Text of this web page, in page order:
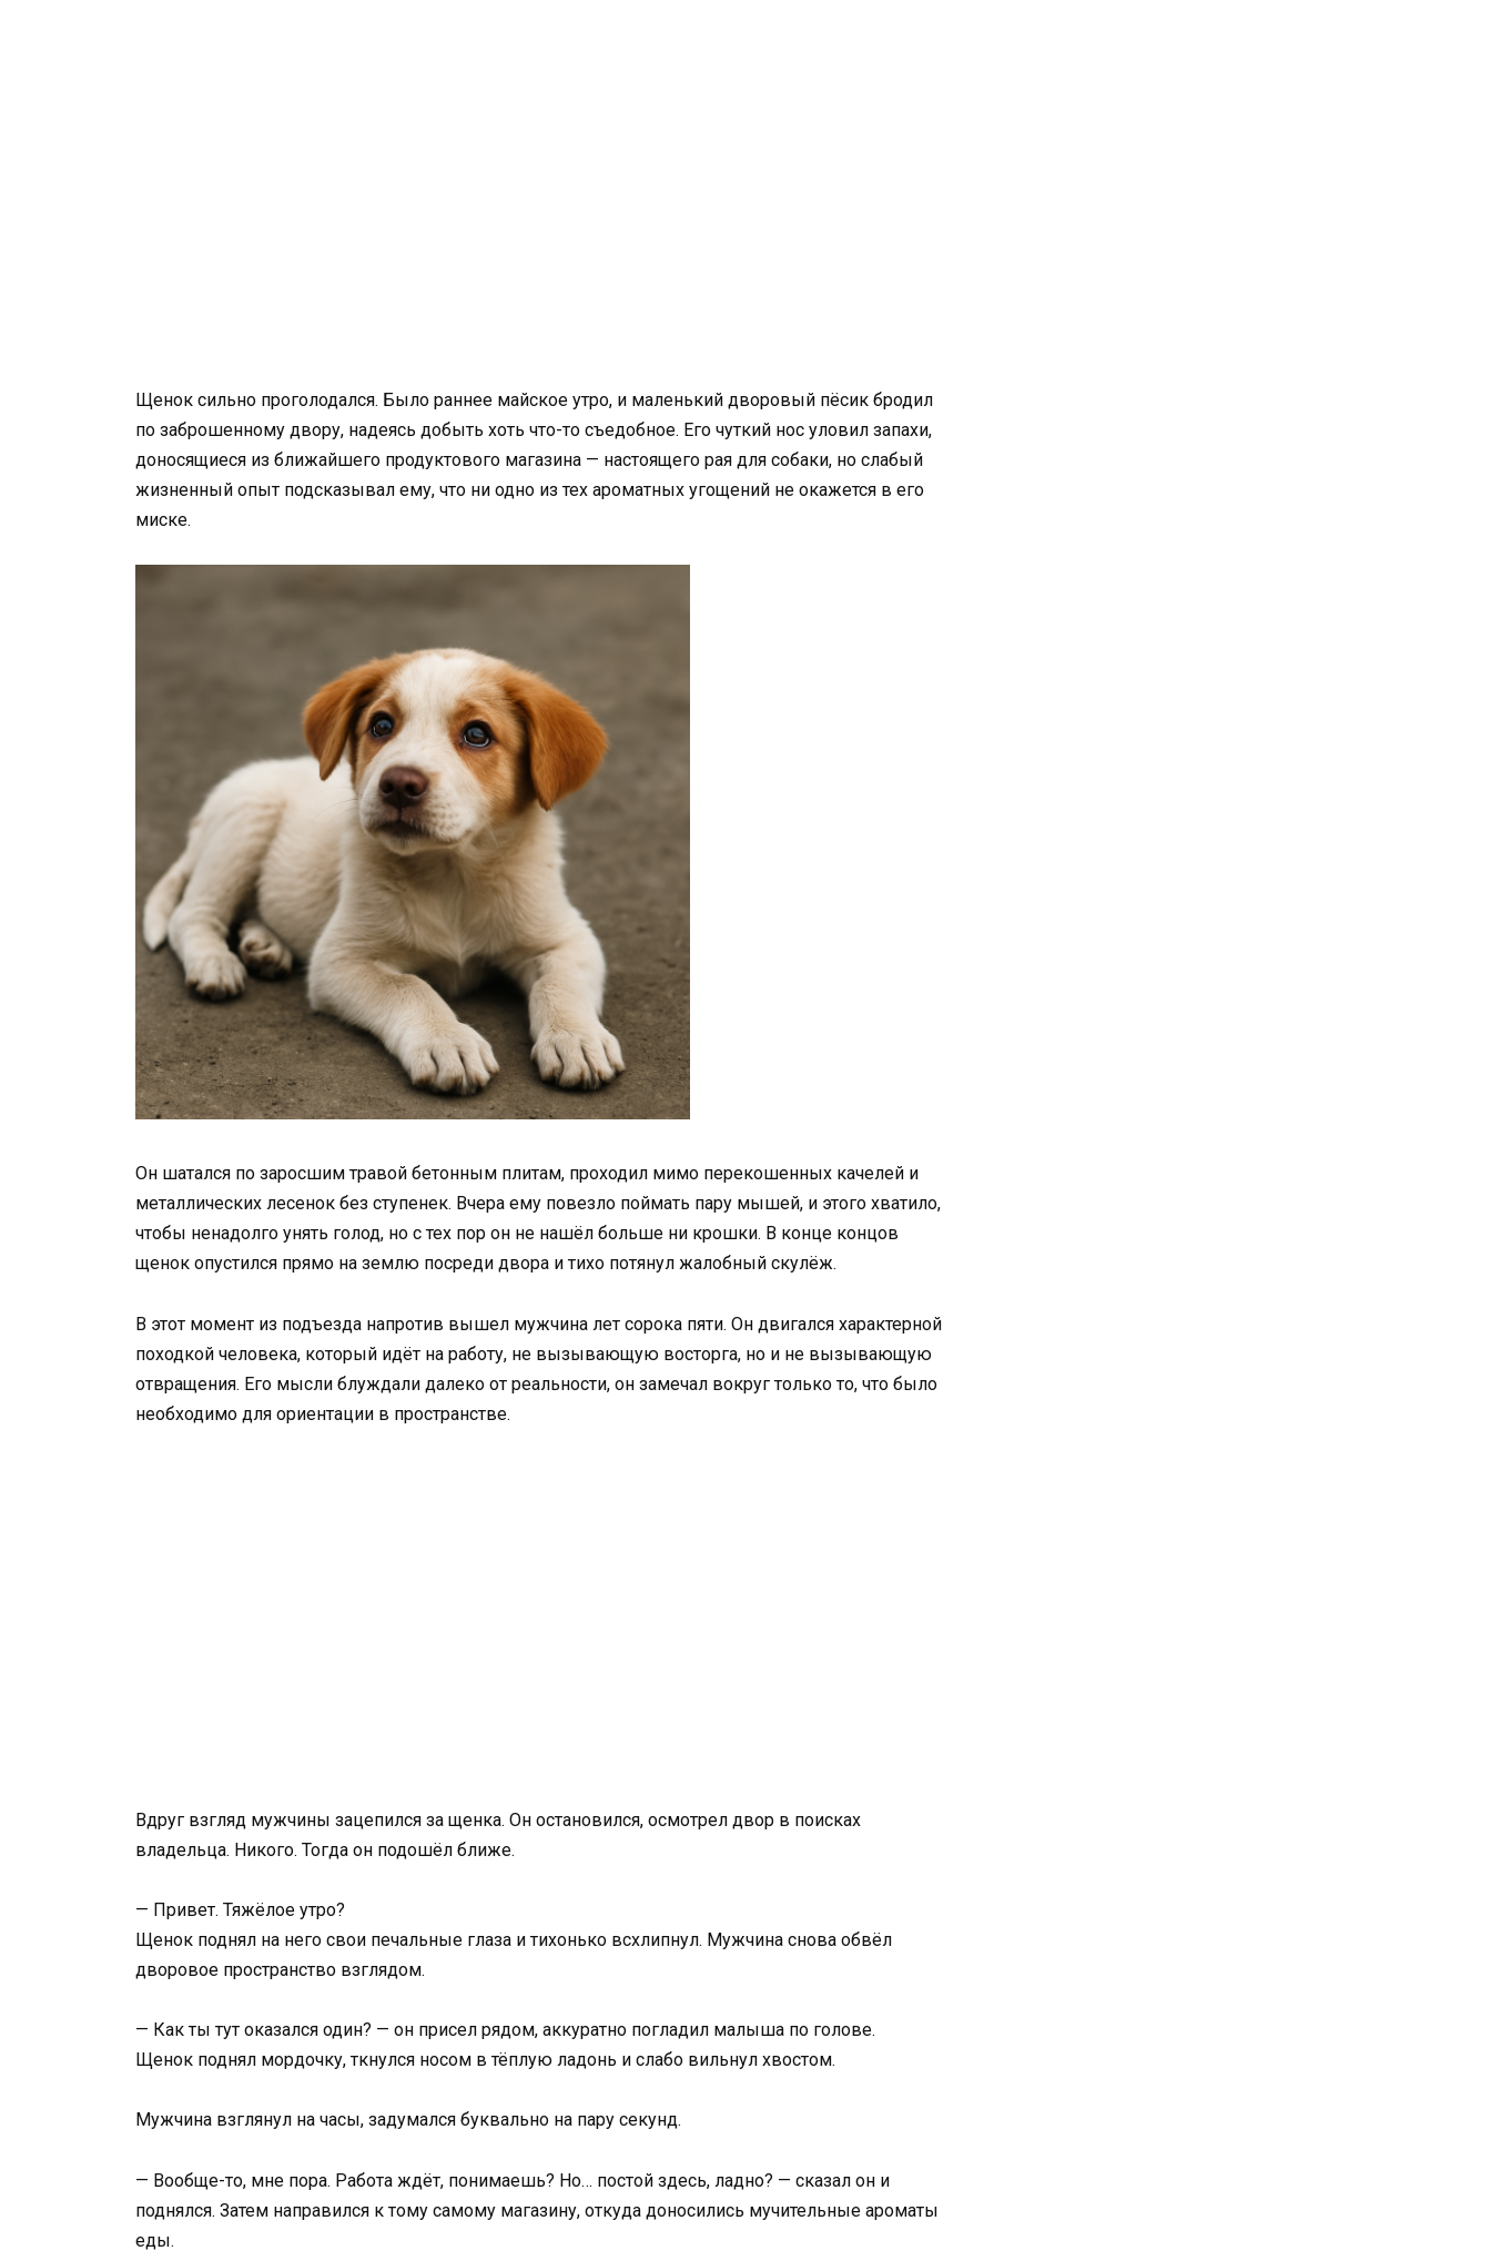
Щенок сильно проголодался. Было раннее майское утро, и маленький дворовый пёсик бродил
по заброшенному двору, надеясь добыть хоть что-то съедобное. Его чуткий нос уловил запахи,
доносящиеся из ближайшего продуктового магазина — настоящего рая для собаки, но слабый
жизненный опыт подсказывал ему, что ни одно из тех ароматных угощений не окажется в его
миске.
Он шатался по заросшим травой бетонным плитам, проходил мимо перекошенных качелей и
металлических лесенок без ступенек. Вчера ему повезло поймать пару мышей, и этого хватило,
чтобы ненадолго унять голод, но с тех пор он не нашёл больше ни крошки. В конце концов
щенок опустился прямо на землю посреди двора и тихо потянул жалобный скулёж.
В этот момент из подъезда напротив вышел мужчина лет сорока пяти. Он двигался характерной
походкой человека, который идёт на работу, не вызывающую восторга, но и не вызывающую
отвращения. Его мысли блуждали далеко от реальности, он замечал вокруг только то, что было
необходимо для ориентации в пространстве.
Вдруг взгляд мужчины зацепился за щенка. Он остановился, осмотрел двор в поисках
владельца. Никого. Тогда он подошёл ближе.
— Привет. Тяжёлое утро?
Щенок поднял на него свои печальные глаза и тихонько всхлипнул. Мужчина снова обвёл
дворовое пространство взглядом.
— Как ты тут оказался один? — он присел рядом, аккуратно погладил малыша по голове.
Щенок поднял мордочку, ткнулся носом в тёплую ладонь и слабо вильнул хвостом.
Мужчина взглянул на часы, задумался буквально на пару секунд.
— Вообще-то, мне пора. Работа ждёт, понимаешь? Но… постой здесь, ладно? — сказал он и
поднялся. Затем направился к тому самому магазину, откуда доносились мучительные ароматы
еды.